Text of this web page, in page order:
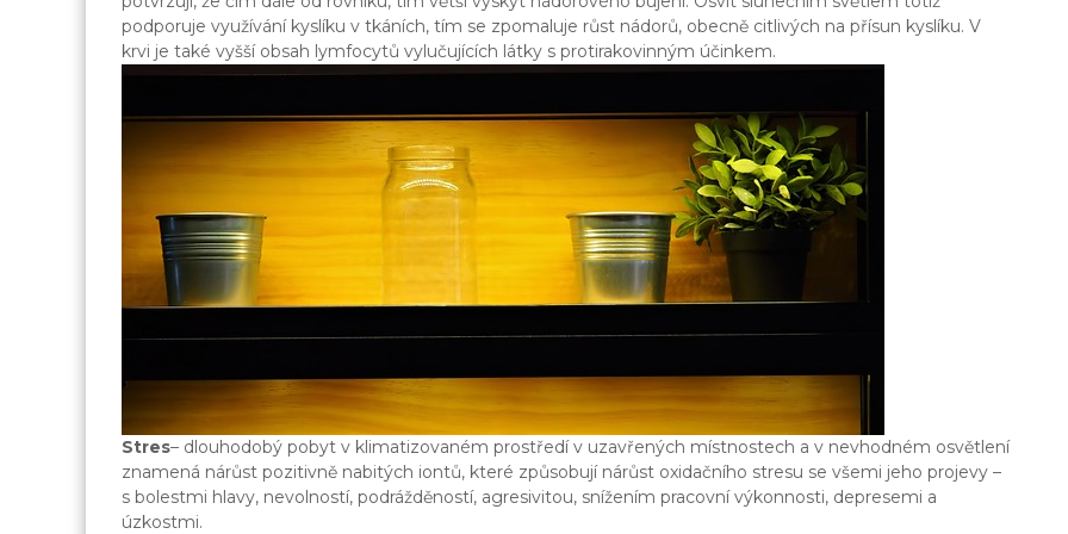
podporuje využívání kyslíku v tkáních, tím se zpomaluje růst nádorů, obecně citlivých na přísun kyslíku. V
krvi je také vyšší obsah lymfocytů vylučujících látky s protirakovinným účinkem.
Stres– dlouhodobý pobyt v klimatizovaném prostředí v uzavřených místnostech a v nevhodném osvětlení
znamená nárůst pozitivně nabitých iontů, které způsobují nárůst oxidačního stresu se všemi jeho projevy –
s bolestmi hlavy, nevolností, podrážděností, agresivitou, snížením pracovní výkonnosti, depresemi a
úzkostmi.